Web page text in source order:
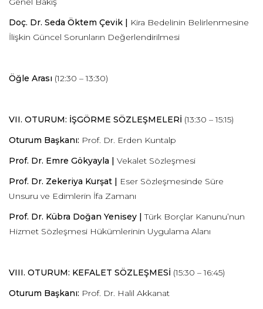
Doç. Dr. Seda Öktem Çevik | Kira Bedelinin Belirlenmesine
İlişkin Güncel Sorunların Değerlendirilmesi
Öğle Arası (12:30 – 13:30)
VII. OTURUM: İŞGÖRME SÖZLEŞMELERİ (13:30 – 15:15)
Oturum Başkanı: Prof. Dr. Erden Kuntalp
Prof. Dr. Emre Gökyayla | Vekalet Sözleşmesi
Prof. Dr. Zekeriya Kurşat | Eser Sözleşmesinde Süre
Unsuru ve Edimlerin İfa Zamanı
Prof. Dr. Kübra Doğan Yenisey | Türk Borçlar Kanunu’nun
Hizmet Sözleşmesi Hükümlerinin Uygulama Alanı
VIII. OTURUM: KEFALET SÖZLEŞMESİ (15:30 – 16:45)
Oturum Başkanı: Prof. Dr. Halil Akkanat